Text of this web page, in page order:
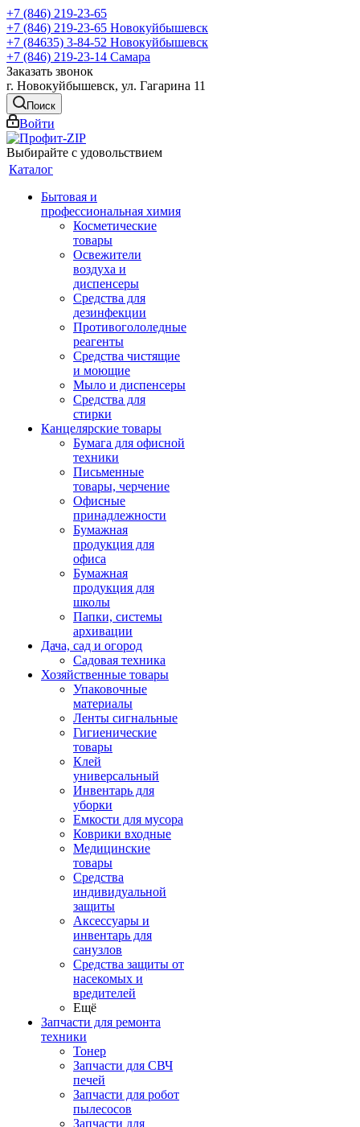
+7 (846) 219-23-65
+7 (846) 219-23-65 Новокуйбышевск
+7 (84635) 3-84-52 Новокуйбышевск
+7 (846) 219-23-14 Самара
Заказать звонок
г. Новокуйбышевск, ул. Гагарина 11
Поиск
Войти
Выбирайте с удовольствием
Каталог
Бытовая и
профессиональная химия
Косметические
товары
Освежители
воздуха и
диспенсеры
Средства для
дезинфекции
Противогололедные
реагенты
Средства чистящие
и моющие
Мыло и диспенсеры
Средства для
стирки
Канцелярские товары
Бумага для офисной
техники
Письменные
товары, черчение
Офисные
принадлежности
Бумажная
продукция для
офиса
Бумажная
продукция для
школы
Папки, системы
архивации
Дача, сад и огород
Садовая техника
Хозяйственные товары
Упаковочные
материалы
Ленты сигнальные
Гигиенические
товары
Клей
универсальный
Инвентарь для
уборки
Емкости для мусора
Коврики входные
Медицинские
товары
Средства
индивидуальной
защиты
Аксессуары и
инвентарь для
санузлов
Средства защиты от
насекомых и
вредителей
Ещё
Запчасти для ремонта
техники
Тонер
Запчасти для СВЧ
печей
Запчасти для робот
пылесосов
Запчасти для